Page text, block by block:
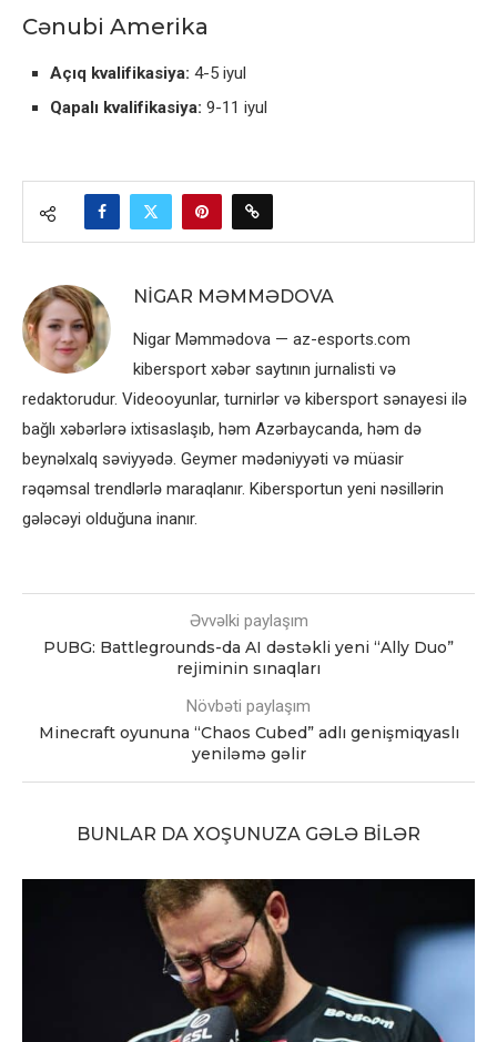
Cənubi Amerika
Açıq kvalifikasiya: 4-5 iyul
Qapalı kvalifikasiya: 9-11 iyul
NIGAR MƏMMƏDOVA
Nigar Məmmədova — az-esports.com
kibersport xəbər saytının jurnalisti və
redaktorudur. Videooyunlar, turnirlər və kibersport sənayesi ilə
bağlı xəbərlərə ixtisaslaşıb, həm Azərbaycanda, həm də
beynəlxalq səviyyədə. Geymer mədəniyyəti və müasir
rəqəmsal trendlərlə maraqlanır. Kibersportun yeni nəsillərin
gələcəyi olduğuna inanır.
Əvvəlki paylaşım
PUBG: Battlegrounds-da AI dəstəkli yeni “Ally Duo”
rejiminin sınaqları
Növbəti paylaşım
Minecraft oyununa “Chaos Cubed” adlı genişmiqyaslı
yeniləmə gəlir
BUNLAR DA XOŞUNUZA GƏLƏ BILƏR